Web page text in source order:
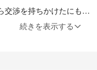
交渉を持ちかけたにもか
除のうえブロックしま
ください。常識外の金
続きを表示する